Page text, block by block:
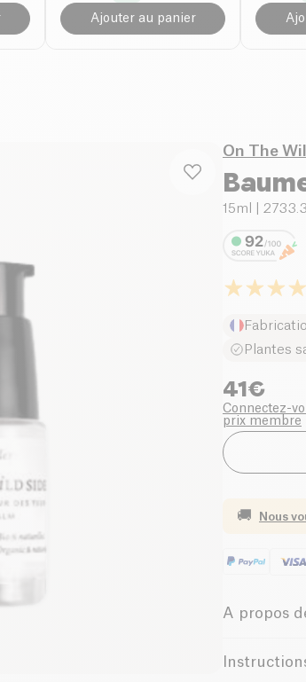
Ajouter au panier
On The
15ml |
Plantes
41€
Connectez-
prix membre
🚚 Nous
A propos
Vegan